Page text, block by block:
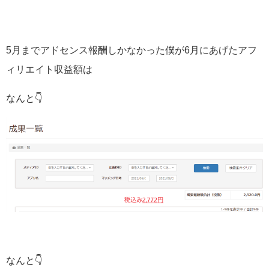
5月までアドセンス報酬しかなかった僕が6月にあげたアフ
ィリエイト収益額は
なんと👇
なんと👇